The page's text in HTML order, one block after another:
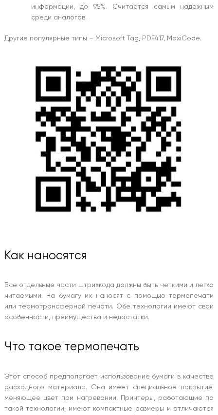
информации, до 95%. Считается самым надежным
среди аналогов.
Другие популярные типы – Microsoft Tag, PDF417, MaxiCode.
Как наносятся
Все отдельные части штрихкода должны быть четкими и легко
читаемыми. На бумагу их наносят с помощью термопечати
или термотрансферной печати. Обе технологии имеют свои
особенности, преимущества и недостатки.
Что такое термопечать
Этот способ предполагает использование бумаги в качестве
расходного материала. Она имеет специальное покрытие,
меняющее цвет при нагревании. Принтеры, работающие по
такой технологии, имеют компактные размеры и отличаются